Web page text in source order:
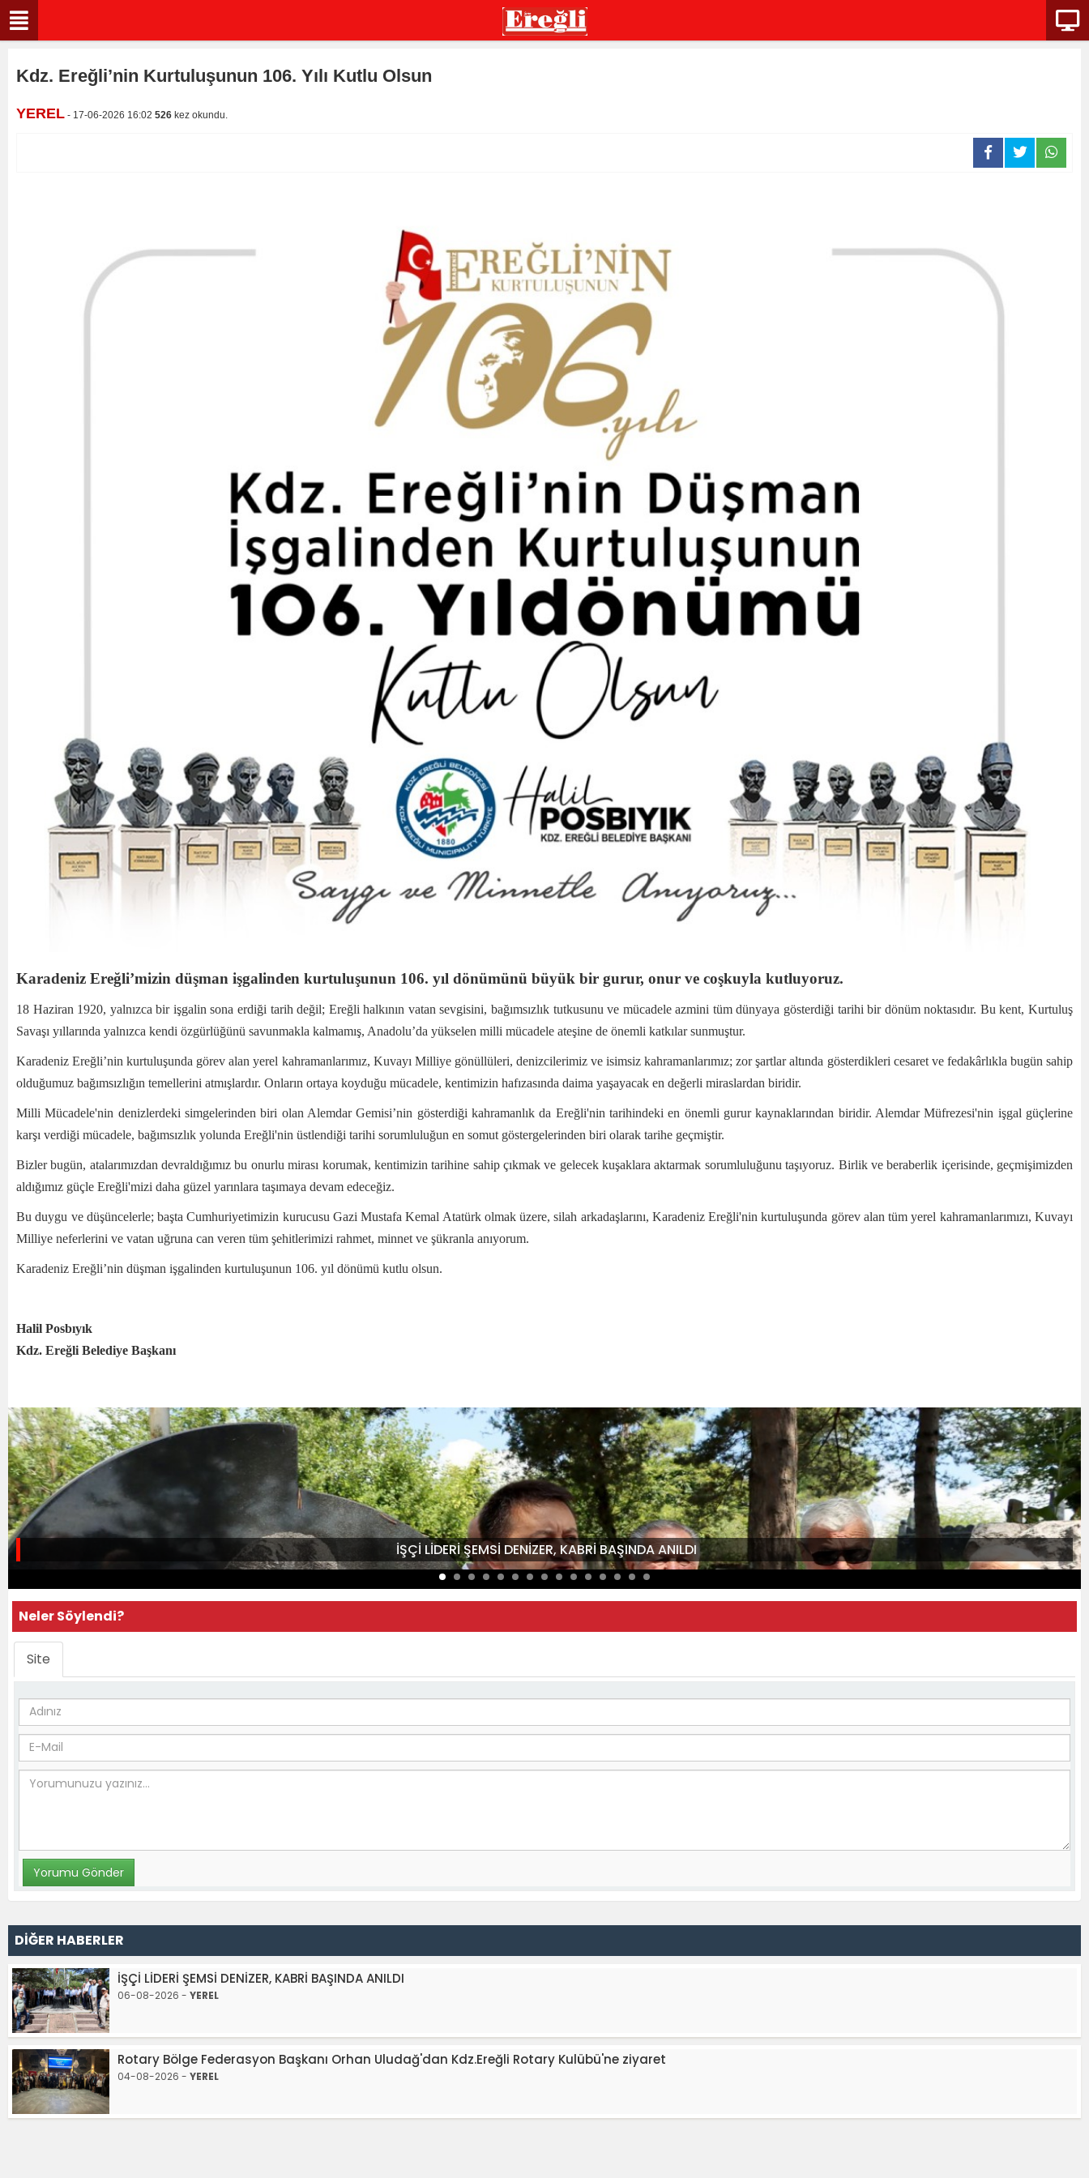
Kdz. Ereğli’nin Kurtuluşunun 106. Yılı Kutlu Olsun
YEREL - 17-06-2026 16:02 526 kez okundu.
Karadeniz Ereğli’mizin düşman işgalinden kurtuluşunun 106. yıl dönümünü büyük bir gurur, onur ve coşkuyla kutluyoruz.
18 Haziran 1920, yalnızca bir işgalin sona erdiği tarih değil; Ereğli halkının vatan sevgisini, bağımsızlık tutkusunu ve mücadele azmini tüm dünyaya gösterdiği tarihi bir dönüm noktasıdır. Bu kent, Kurtuluş
Savaşı yıllarında yalnızca kendi özgürlüğünü savunmakla kalmamış, Anadolu’da yükselen milli mücadele ateşine de önemli katkılar sunmuştur.
Karadeniz Ereğli’nin kurtuluşunda görev alan yerel kahramanlarımız, Kuvayı Milliye gönüllüleri, denizcilerimiz ve isimsiz kahramanlarımız; zor şartlar altında gösterdikleri cesaret ve fedakârlıkla bugün sahip
olduğumuz bağımsızlığın temellerini atmışlardır. Onların ortaya koyduğu mücadele, kentimizin hafızasında daima yaşayacak en değerli miraslardan biridir.
Milli Mücadele'nin denizlerdeki simgelerinden biri olan Alemdar Gemisi’nin gösterdiği kahramanlık da Ereğli'nin tarihindeki en önemli gurur kaynaklarından biridir. Alemdar Müfrezesi'nin işgal güçlerine
karşı verdiği mücadele, bağımsızlık yolunda Ereğli'nin üstlendiği tarihi sorumluluğun en somut göstergelerinden biri olarak tarihe geçmiştir.
Bizler bugün, atalarımızdan devraldığımız bu onurlu mirası korumak, kentimizin tarihine sahip çıkmak ve gelecek kuşaklara aktarmak sorumluluğunu taşıyoruz. Birlik ve beraberlik içerisinde, geçmişimizden
aldığımız güçle Ereğli'mizi daha güzel yarınlara taşımaya devam edeceğiz.
Bu duygu ve düşüncelerle; başta Cumhuriyetimizin kurucusu Gazi Mustafa Kemal Atatürk olmak üzere, silah arkadaşlarını, Karadeniz Ereğli'nin kurtuluşunda görev alan tüm yerel kahramanlarımızı, Kuvayı
Milliye neferlerini ve vatan uğruna can veren tüm şehitlerimizi rahmet, minnet ve şükranla anıyorum.
Karadeniz Ereğli’nin düşman işgalinden kurtuluşunun 106. yıl dönümü kutlu olsun.
Halil Posbıyık
Kdz. Ereğli Belediye Başkanı
İŞÇİ LİDERİ ŞEMSİ DENİZER, KABRİ BAŞINDA ANILDI
Neler Söylendi?
Site
DİĞER HABERLER
İŞÇİ LİDERİ ŞEMSİ DENİZER, KABRİ BAŞINDA ANILDI
06-08-2026 - YEREL
Rotary Bölge Federasyon Başkanı Orhan Uludağ'dan Kdz.Ereğli Rotary Kulübü'ne ziyaret
04-08-2026 - YEREL